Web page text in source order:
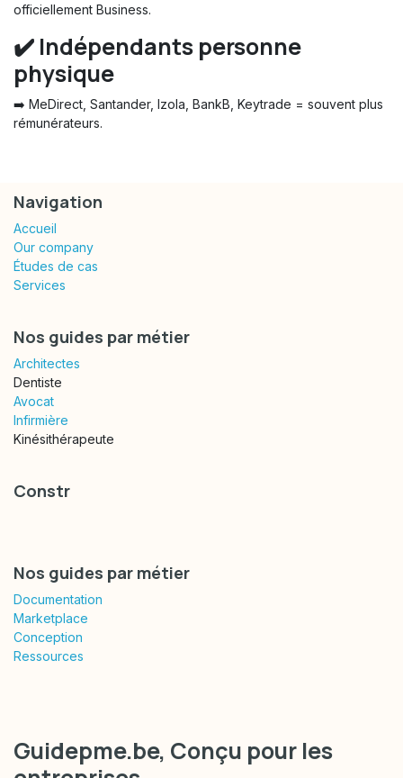
officiellement Business.
✔️ Indépendants personne
physique
➡️ MeDirect, Santander, Izola, BankB, Keytrade = souvent plus
rémunérateurs.
Navigation
Accueil
Our company
Études de cas
Services
Nos guides par métier
Architectes
Dentiste
Avocat
Infirmière
Kinésithérapeute
Constr
Nos guides par métier
Documentation
Marketplace
Conception
Ressources
Guidepme.be, Conçu pour les